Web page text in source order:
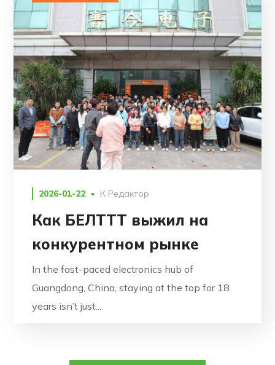
2026-01-22 К Редактор
Как БЕЛТТТ выжил на
конкурентном рынке
In the fast-paced electronics hub of
Guangdong, China, staying at the top for 18
years isn’t just...